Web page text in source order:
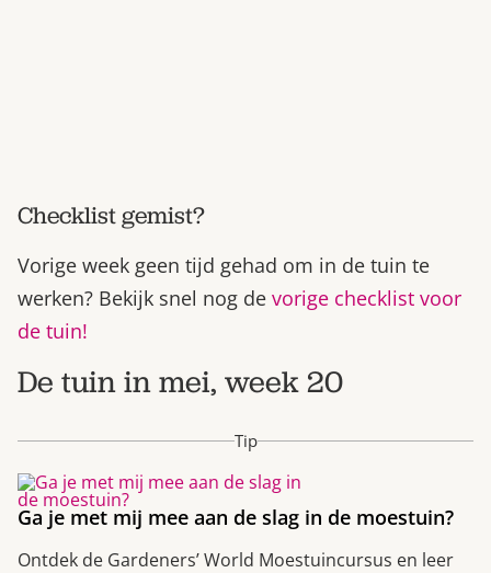
Checklist gemist?
Vorige week geen tijd gehad om in de tuin te
werken? Bekijk snel nog de vorige checklist voor
de tuin!
De tuin in mei, week 20
Tip
Ga je met mij mee aan de slag in de moestuin?
Ontdek de Gardeners’ World Moestuincursus en leer